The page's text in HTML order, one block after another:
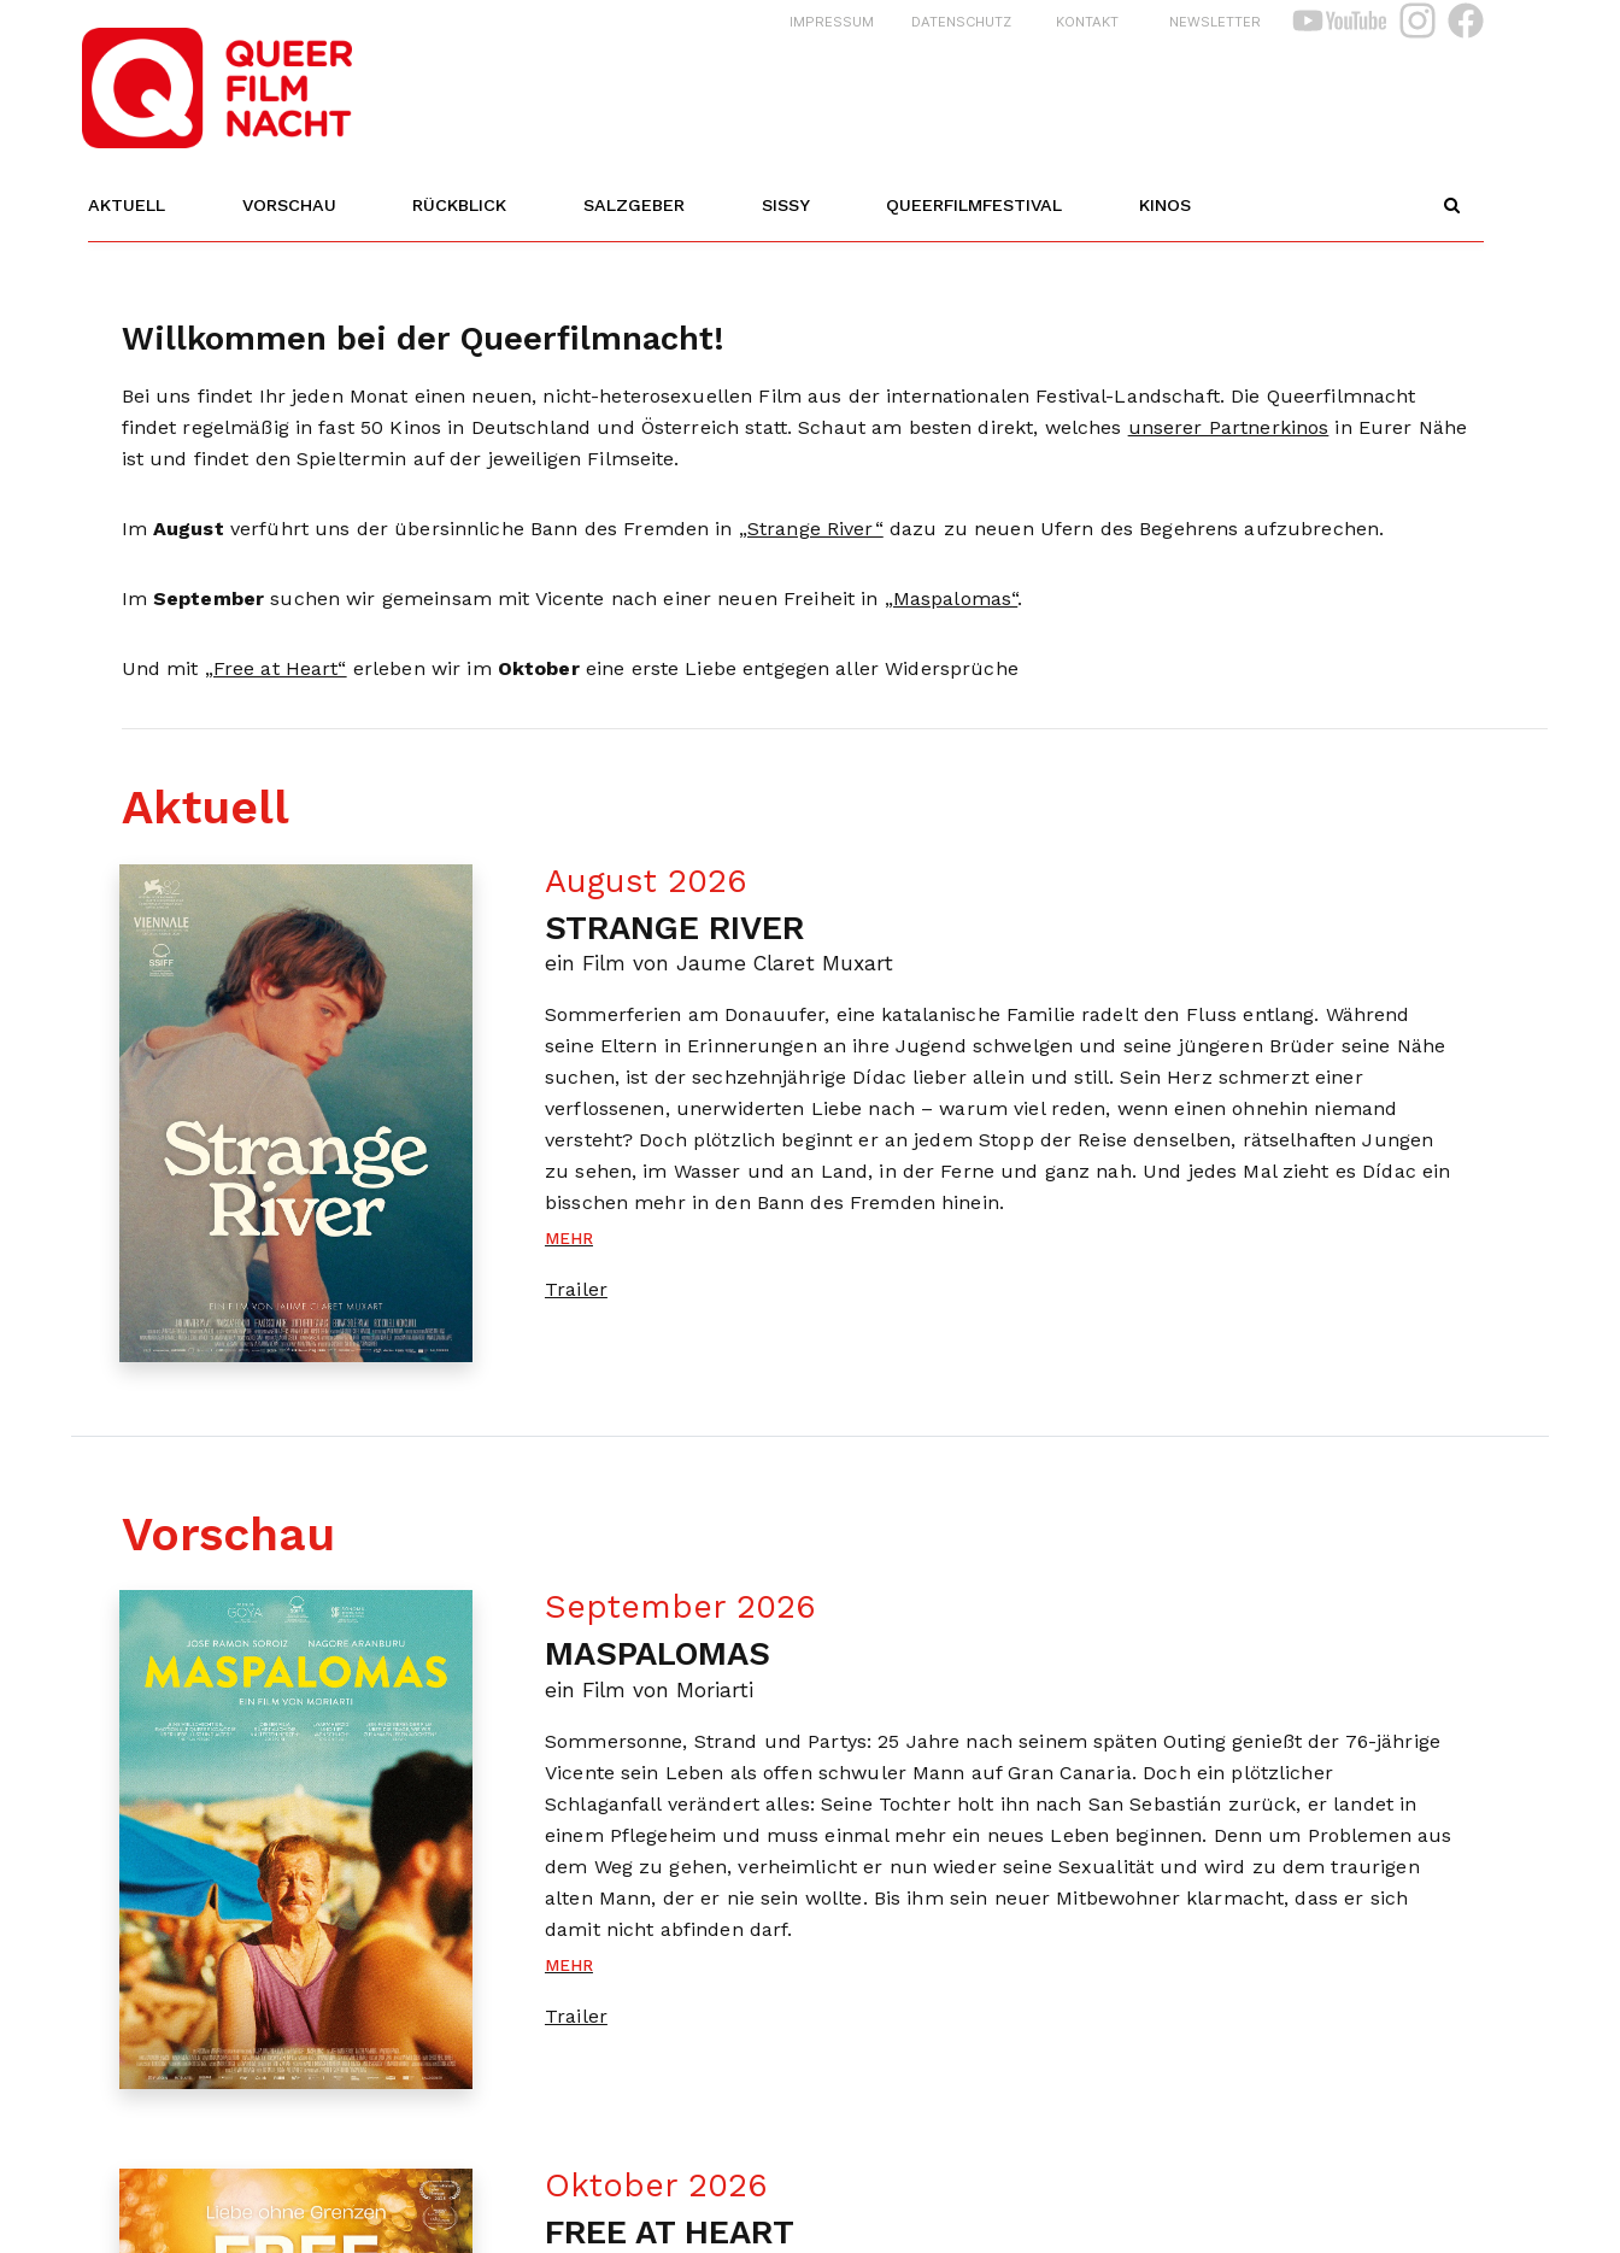
IMPRESSUM DATENSCHUTZ KONTAKT NEWSLETTER
AKTUELL VORSCHAU RÜCKBLICK SALZGEBER SISSY QUEERFILMFESTIVAL KINOS
Willkommen bei der Queerfilmnacht!
Bei uns findet Ihr jeden Monat einen neuen, nicht-heterosexuellen Film aus der internationalen Festival-Landschaft. Die Queerfilmnacht
findet regelmäßig in fast 50 Kinos in Deutschland und Österreich statt. Schaut am besten direkt, welches unserer Partnerkinos in Eurer Nähe
ist und findet den Spieltermin auf der jeweiligen Filmseite.
Im August verführt uns der übersinnliche Bann des Fremden in „Strange River“ dazu zu neuen Ufern des Begehrens aufzubrechen.
Im September suchen wir gemeinsam mit Vicente nach einer neuen Freiheit in „Maspalomas“.
Und mit „Free at Heart“ erleben wir im Oktobereine erste Liebe entgegen aller Widersprüche
Aktuell
August 2026
STRANGE RIVER
ein Film von Jaume Claret Muxart
Sommerferien am Donauufer, eine katalanische Familie radelt den Fluss entlang. Während
seine Eltern in Erinnerungen an ihre Jugend schwelgen und seine jüngeren Brüder seine Nähe
suchen, ist der sechzehnjährige Dídac lieber allein und still. Sein Herz schmerzt einer
verflossenen, unerwiderten Liebe nach – warum viel reden, wenn einen ohnehin niemand
versteht? Doch plötzlich beginnt er an jedem Stopp der Reise denselben, rätselhaften Jungen
zu sehen, im Wasser und an Land, in der Ferne und ganz nah. Und jedes Mal zieht es Dídac ein
bisschen mehr in den Bann des Fremden hinein.
MEHR
Trailer
Vorschau
September 2026
MASPALOMAS
ein Film von Moriarti
Sommersonne, Strand und Partys: 25 Jahre nach seinem späten Outing genießt der 76-jährige
Vicente sein Leben als offen schwuler Mann auf Gran Canaria. Doch ein plötzlicher
Schlaganfall verändert alles: Seine Tochter holt ihn nach San Sebastián zurück, er landet in
einem Pflegeheim und muss einmal mehr ein neues Leben beginnen. Denn um Problemen aus
dem Weg zu gehen, verheimlicht er nun wieder seine Sexualität und wird zu dem traurigen
alten Mann, der er nie sein wollte. Bis ihm sein neuer Mitbewohner klarmacht, dass er sich
damit nicht abfinden darf.
MEHR
Trailer
Oktober 2026
FREE AT HEART